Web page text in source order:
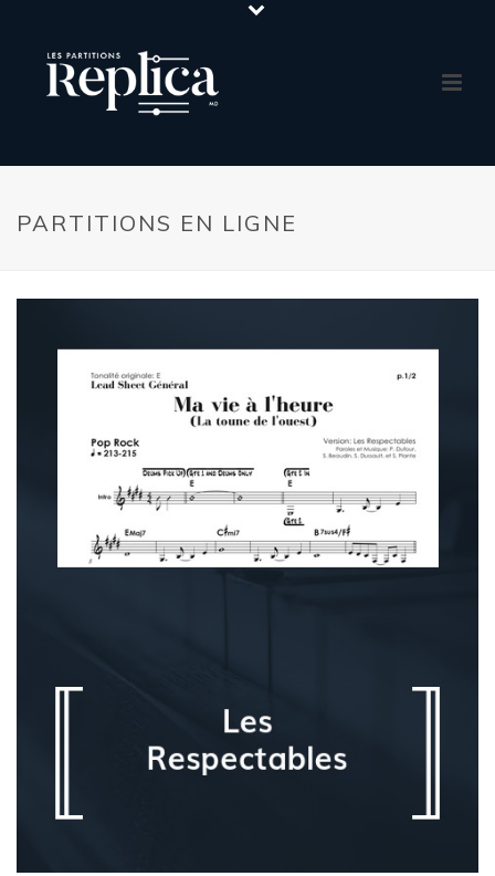
PARTITIONS EN LIGNE